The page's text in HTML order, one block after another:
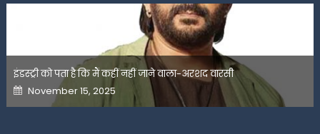
इंडस्ट्री को पता है कि मैं कहीं नहीं जाने वाला-अरशद वारसी
Posted
on
November 15, 2025